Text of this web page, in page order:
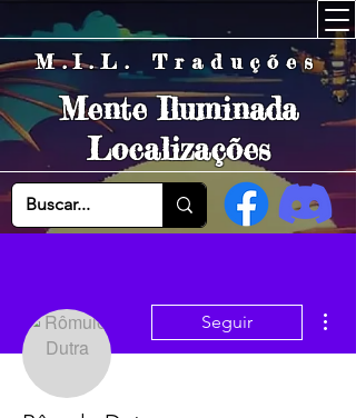
Mente Iluminada
Localizações
M.I.L. Traduções
Seguir